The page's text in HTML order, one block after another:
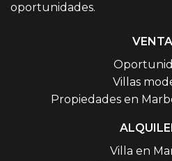
oportunidades.
Villas
Propiedades en
Villa en